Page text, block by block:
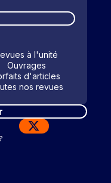
à l'unité
Ouvrages
d'articles
nos revues